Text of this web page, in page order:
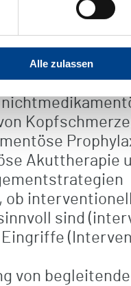
Alle zulassen
das sich auf
Erkenntnisse
Akuttherapie
ob
sind
von